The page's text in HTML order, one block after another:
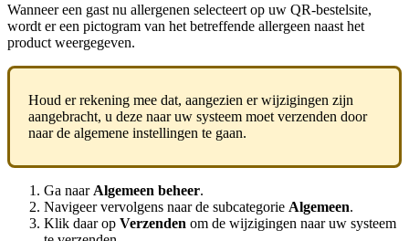
Wanneer een gast nu allergenen selecteert op uw QR-bestelsite,
wordt er een pictogram van het betreffende allergeen naast het
product weergegeven.
Houd er rekening mee dat, aangezien er wijzigingen zijn
aangebracht, u deze naar uw systeem moet verzenden door
naar de algemene instellingen te gaan.
Ga naar Algemeen beheer.
Navigeer vervolgens naar de subcategorie Algemeen.
Klik daar op Verzenden om de wijzigingen naar uw systeem